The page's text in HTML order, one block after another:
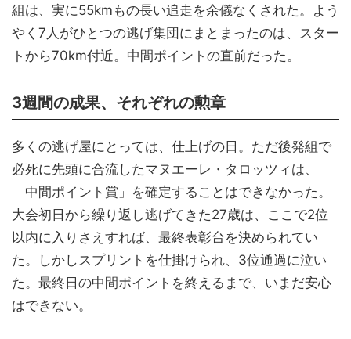
組は、実に55kmもの長い追走を余儀なくされた。よう
やく7人がひとつの逃げ集団にまとまったのは、スター
トから70km付近。中間ポイントの直前だった。
3週間の成果、それぞれの勲章
多くの逃げ屋にとっては、仕上げの日。ただ後発組で
必死に先頭に合流したマヌエーレ・タロッツィは、
「中間ポイント賞」を確定することはできなかった。
大会初日から繰り返し逃げてきた27歳は、ここで2位
以内に入りさえすれば、最終表彰台を決められてい
た。しかしスプリントを仕掛けられ、3位通過に泣い
た。最終日の中間ポイントを終えるまで、いまだ安心
はできない。